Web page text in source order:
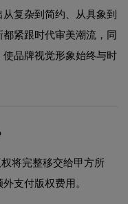
复杂到简约、从具象到
紧跟时代审美潮流，同
品牌视觉形象始终与时
将完整移交给甲方所
支付版权费用。